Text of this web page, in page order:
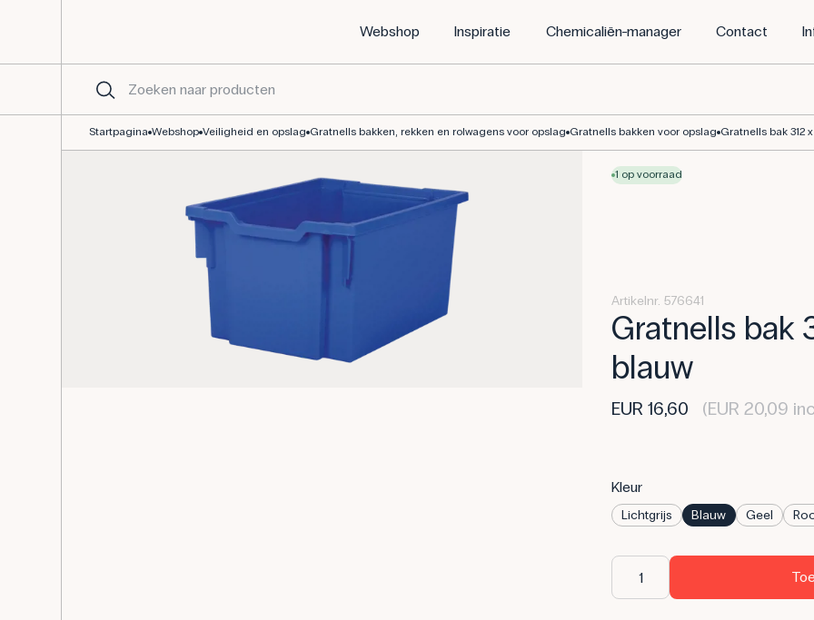
Webshop Inspiratie Chemicaliën-manager Contact
Startpagina Webshop Veiligheid en opslag Gratnells bakken, rekken en rolwagens voor opslag Gratnells bakken voor opslag Gratnells bak 312
1 op voorraad
Artikelnr. 576641
Gratnells bak
blauw
EUR 16,60 (EUR 20,09
Kleur
Lichtgrijs Blauw Geel